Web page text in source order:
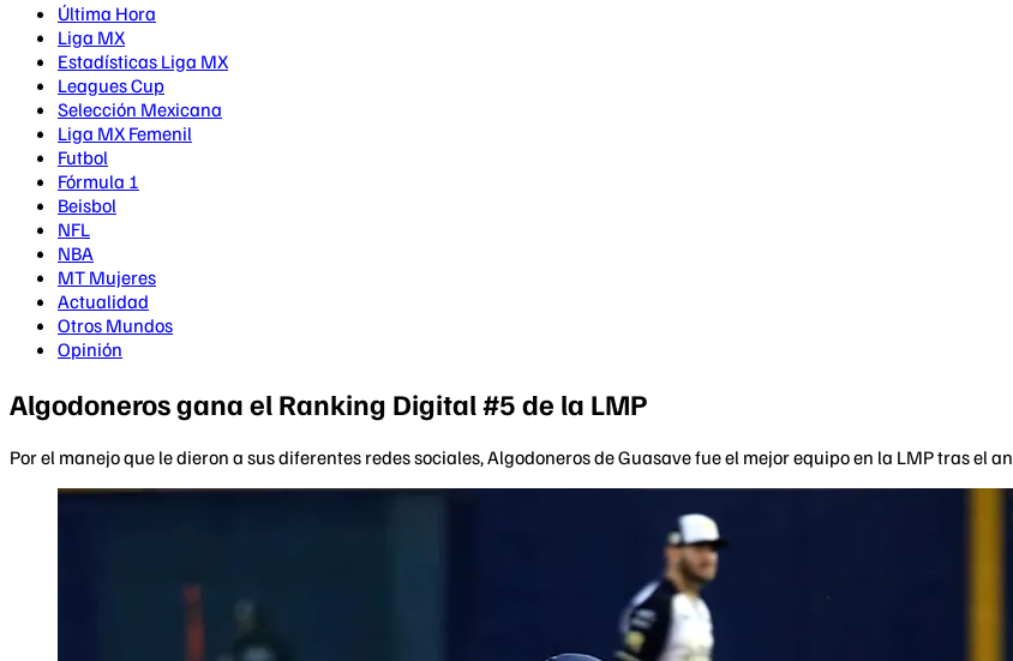
Última Hora
Liga MX
Estadísticas Liga MX
Leagues Cup
Selección Mexicana
Liga MX Femenil
Futbol
Fórmula 1
Beisbol
NFL
NBA
MT Mujeres
Actualidad
Otros Mundos
Opinión
Algodoneros gana el Ranking Digital #5 de la LMP
Por el manejo que le dieron a sus diferentes redes sociales, Algodoneros de Guasave fue el mejor equipo en la LMP tras el